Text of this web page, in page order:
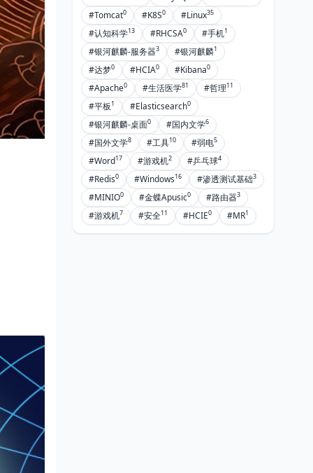
#Tomcat0 #K8S0 #Linux35
#认知科学13 #RHCSA0 #手机1
#银河麒麟-服务器3 #银河麒麟1
#达梦0 #HCIA0 #Kibana0
#Apache0 #生活医学81 #哲理11
#平板1 #Elasticsearch0
#银河麒麟-桌面0 #国内文学6
#国外文学8 #工具10 #弱电5
#Word17 #游戏机2 #乒乓球4
#Redis0 #Windows16 #渗透测试基础3
#MINIO0 #金蝶Apusic0 #路由器3
#游戏机7 #安全11 #HCIE0 #MR1